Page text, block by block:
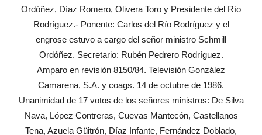
Ordóñez, Díaz Romero, Olivera Toro y Presidente del Río
Rodríguez.- Ponente: Carlos del Río Rodríguez y el
engrose estuvo a cargo del señor ministro Schmill
Ordóñez. Secretario: Rubén Pedrero Rodríguez.
Amparo en revisión 8150/84. Televisión González
Camarena, S.A. y coags. 14 de octubre de 1986.
Unanimidad de 17 votos de los señores ministros: De Silva
Nava, López Contreras, Cuevas Mantecón, Castellanos
Tena, Azuela Güitrón, Díaz Infante, Fernández Doblado,